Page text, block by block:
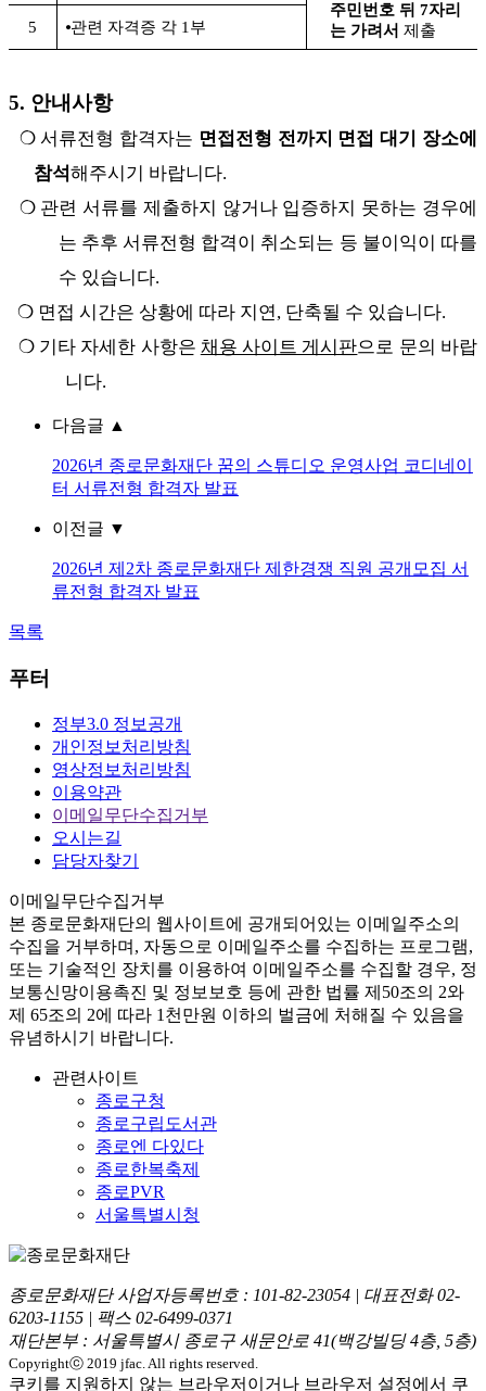
주민번호 뒤 7자리
는 가려서 제출
5 ⦁관련 자격증 각 1부
5. 안내사항
❍ 서류전형 합격자는 면접전형 전까지 면접 대기 장소에
참석해주시기 바랍니다.
❍ 관련 서류를 제출하지 않거나 입증하지 못하는 경우에
는 추후 서류전형 합격이 취소되는 등 불이익이 따를
수 있습니다.
❍ 면접 시간은 상황에 따라 지연, 단축될 수 있습니다.
❍ 기타 자세한 사항은 채용 사이트 게시판으로 문의 바랍
니다.
다음글 ▲
2026년 종로문화재단 꿈의 스튜디오 운영사업 코디네이
터 서류전형 합격자 발표
이전글 ▼
2026년 제2차 종로문화재단 제한경쟁 직원 공개모집 서
류전형 합격자 발표
목록
푸터
정부3.0 정보공개
개인정보처리방침
영상정보처리방침
이용약관
이메일무단수집거부
오시는길
담당자찾기
이메일무단수집거부
본 종로문화재단의 웹사이트에 공개되어있는 이메일주소의
수집을 거부하며, 자동으로 이메일주소를 수집하는 프로그램,
또는 기술적인 장치를 이용하여 이메일주소를 수집할 경우, 정
보통신망이용촉진 및 정보보호 등에 관한 법률 제50조의 2와
제 65조의 2에 따라 1천만원 이하의 벌금에 처해질 수 있음을
유념하시기 바랍니다.
관련사이트
종로구청
종로구립도서관
종로엔 다있다
종로한복축제
종로PVR
서울특별시청
종로문화재단 사업자등록번호 : 101-82-23054 | 대표전화02-
6203-1155 | 팩스 02-6499-0371
재단본부 : 서울특별시 종로구 새문안로 41(백강빌딩 4층, 5층)
Copyrightⓒ 2019 jfac. All rights reserved.
쿠키를 지원하지 않는 브라우저이거나 브라우저 설정에서 쿠